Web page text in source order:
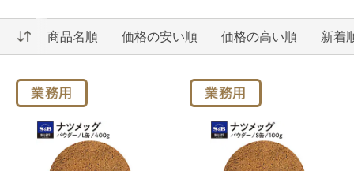
商品名順 価格の安い順 価格の高い順 新着